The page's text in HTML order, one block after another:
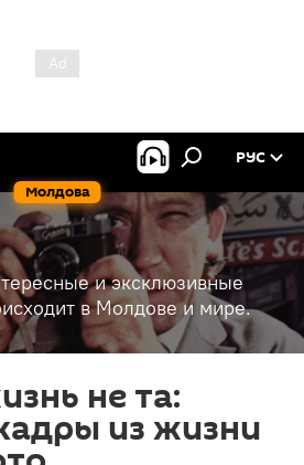
Молдова
РУС
и эксклюзивные
в Молдове и мире.
не та:
из жизни